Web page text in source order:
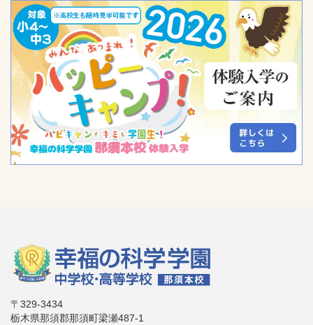
〒329-3434
栃木県那須郡那須町梁瀬487-1